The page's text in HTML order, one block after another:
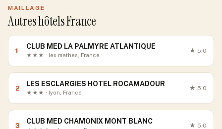
MAILLAGE
Autres hôtels France
1
CLUB MED LA PALMYRE ATLANTIQUE
★★★ · les mathes, France
★ 5.0
2
LES ESCLARGIES HOTEL ROCAMADOUR
★★★ · lyon, France
★ 5.0
3
CLUB MED CHAMONIX MONT BLANC
★ 5.0